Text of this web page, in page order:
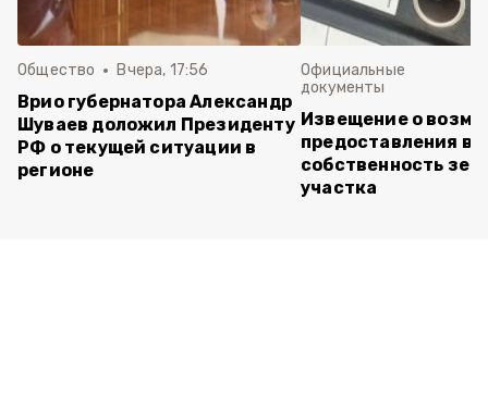
Общество Вчера, 17:56
Врио губернатора Александр
Шуваев доложил Президенту
РФ о текущей ситуации в
регионе
Официальные
документы
Извещение о
предоставления в
собственность
участка